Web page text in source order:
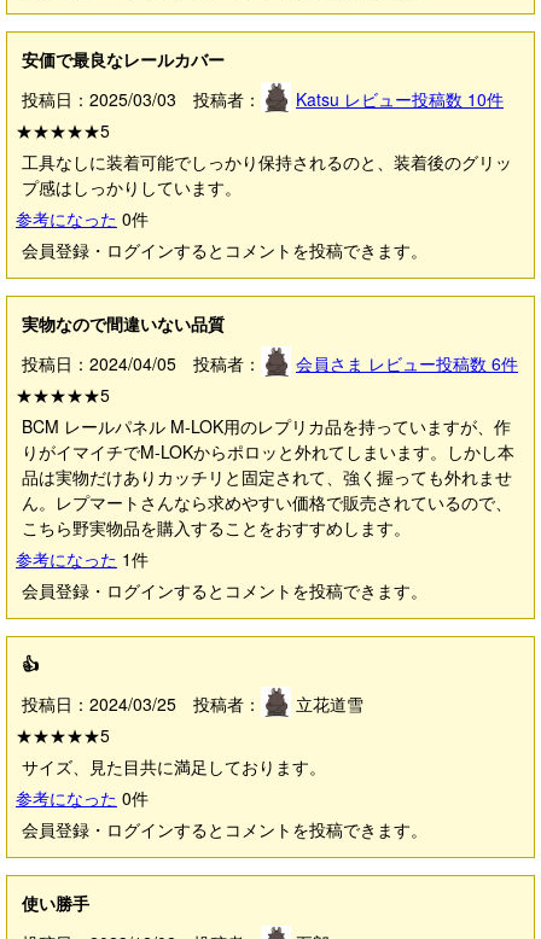
安価で最良なレールカバー
投稿日：2025/03/03 投稿者：
Katsu レビュー投稿数 10件
★★★★★5
工具なしに装着可能でしっかり保持されるのと、装着後のグリッ
プ感はしっかりしています。
参考になった 0件
会員登録・ログインするとコメントを投稿できます。
実物なので間違いない品質
投稿日：2024/04/05 投稿者：
会員さま レビュー投稿数 6件
★★★★★5
BCM レールパネル M-LOK用のレプリカ品を持っていますが、作
りがイマイチでM-LOKからポロッと外れてしまいます。しかし本
品は実物だけありカッチリと固定されて、強く握っても外れませ
ん。レプマートさんなら求めやすい価格で販売されているので、
こちら野実物品を購入することをおすすめします。
参考になった 1件
会員登録・ログインするとコメントを投稿できます。
👍️
投稿日：2024/03/25 投稿者：
立花道雪
★★★★★5
サイズ、見た目共に満足しております。
参考になった 0件
会員登録・ログインするとコメントを投稿できます。
使い勝手